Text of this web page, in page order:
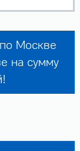
Москве
на сумму